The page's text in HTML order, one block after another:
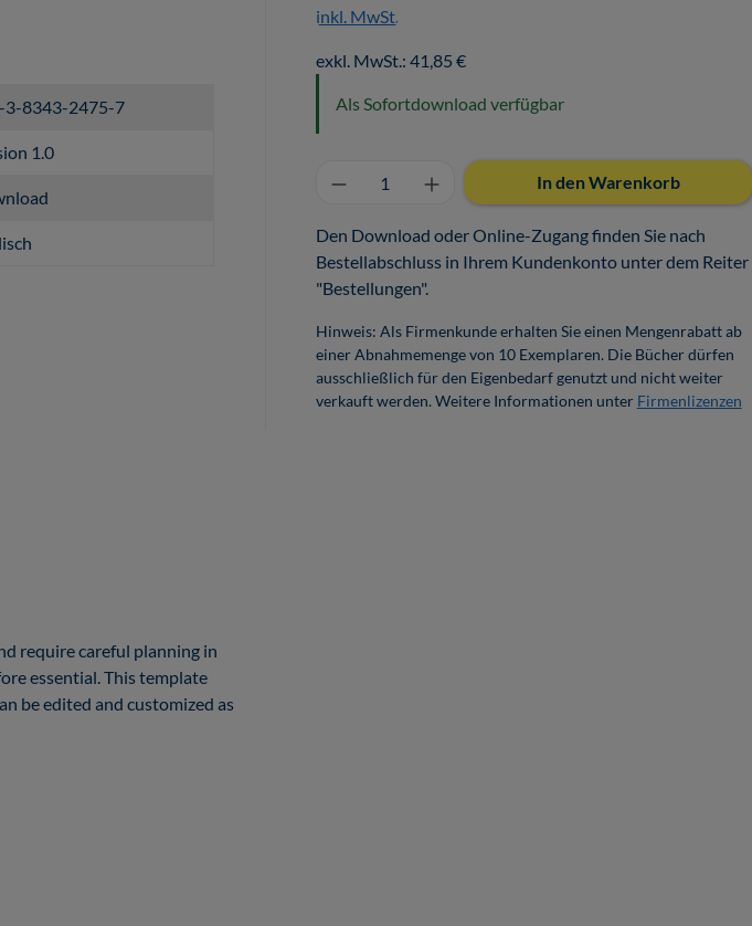
3-8343-2475-7
1.0
inkl. MwSt.
exkl. MwSt.: 41,85 €
Als Sofortdownload verfügbar
Produkt Anzahl: Gib denIn den Warenkorb
Den Download oder Online-Zugang finden Sie nach
Bestellabschluss in Ihrem Kundenkonto unter dem Reiter
"Bestellungen".
Hinweis: Als Firmenkunde erhalten Sie einen Mengenrabatt ab
einer Abnahmemenge von 10 Exemplaren. Die Bücher dürfen
ausschließlich für den Eigenbedarf genutzt und nicht weiter
verkauft werden. Weitere Informationen unter Firmenlizenzen
require careful planning in
essential. This template
be edited and customized as